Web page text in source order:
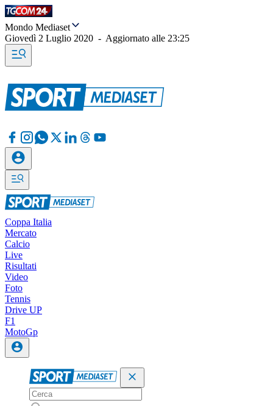
Mondo Mediaset
Giovedì 2 Luglio 2020 - Aggiornato alle 23:25
Coppa Italia
Mercato
Calcio
Live
Risultati
Video
Foto
Tennis
Drive UP
F1
MotoGp